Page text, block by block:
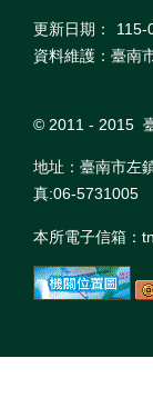
更新日期：
115-
資料維護：臺南
© 2011 - 2015
地址：臺南市左
真:06-5731005
本所電子信箱：